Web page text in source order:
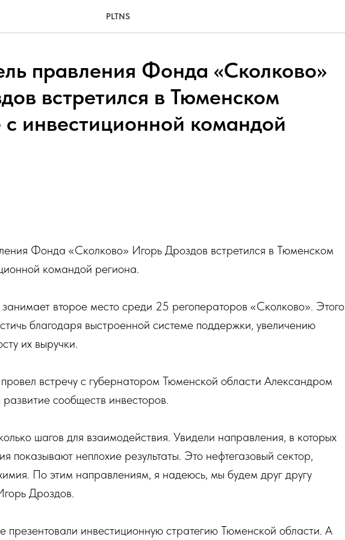
PLTNS
правления Фонда «Сколково»
встретился в Тюменском
с инвестиционной командой
Фонда «Сколково» Игорь Дроздов встретился в Тюменском
командой региона.
второе место среди 25 регоператоров «Сколково». Этого
благодаря выстроенной системе поддержки, увеличению
их выручки.
встречу с губернатором Тюменской области Александром
сообществ инвесторов.
шагов для взаимодействия. Увидели направления, в которых
показывают неплохие результаты. Это нефтегазовый сектор,
По этим направлениям, я надеюсь, мы будем друг другу
Дроздов.
презентовали инвестиционную стратегию Тюменской области. А